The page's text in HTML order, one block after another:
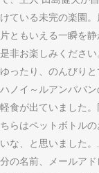
けている未完の楽園
片ともいえる一瞬を
是非お楽しみくださ
ゆったり、のんびり
ハノイ～ルアンパバ
軽食が出ていました
ちらはペットボトル
いな、と思いました
分の名前、メールア